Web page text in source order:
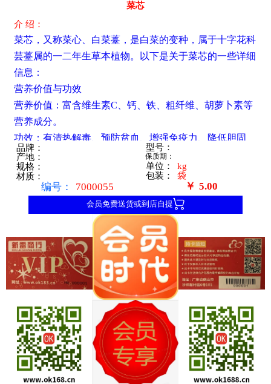
菜芯
介 绍：
菜芯，又称菜心、白菜薹，是白菜的变种，属于十字花科
芸薹属的一二年生草本植物。以下是关于菜芯的一些详细
信息：
营养价值与功效
营养价值：富含维生素C、钙、铁、粗纤维、胡萝卜素等
营养成分。
功效：有清热解毒、预防贫血、增强免疫力、降低胆固
醇、除烦解渴、利尿通便等功效。
挑选与烹饪
挑选：应选择梗不太粗、不太长，叶片鲜嫩的菜芯，可用
指甲掐一下判断其嫩度。
烹饪：常见的烹饪方式有白灼、清炒、蒜蓉炒等，也可与
其他食材搭配，如肉沫、虾仁、牛肉等。
综上所述，菜芯不仅是一种美味可口的蔬菜，更是一种营
养丰富、具有多种保健功效的健康食品。无论是作为日常
家常菜还是餐厅佳肴，菜芯都以其独特的魅力，赢得了广
品牌：
型号：
产地：
保质期：
规格： 单位：
kg
材质：
包装： 袋
编号： 7000055 ￥ 5.00
会员免费送货或到店自提 